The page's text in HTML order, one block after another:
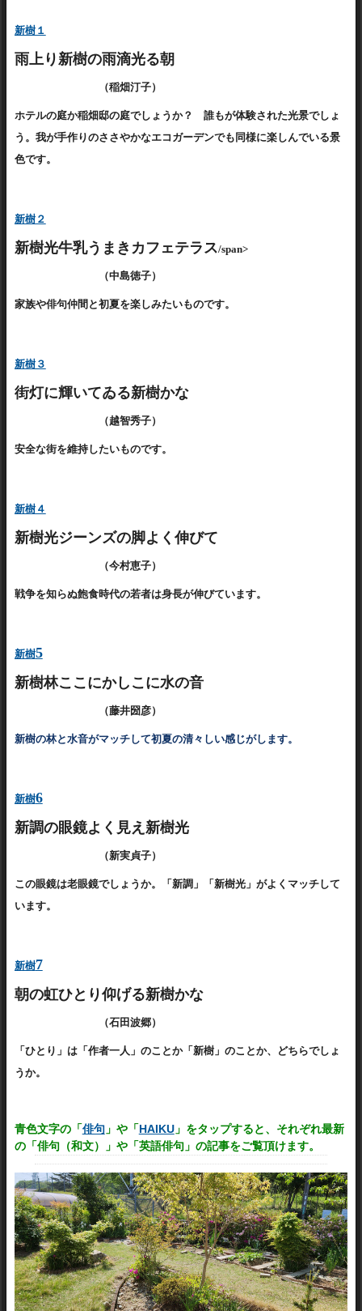
新樹１
雨上り新樹の雨滴光る朝
（稲畑汀子）
ホテルの庭か稲畑邸の庭でしょうか？ 誰もが体験された光景でしょ
う。 我が手作りのささやかなエコガーデンでも同様に楽しんでいる景
色です。
新樹２
新樹光牛乳うまきカフェテラス/span>
（中島徳子）
家族や俳句仲間と初夏を楽しみたいものです。
新樹３
街灯に輝いてゐる新樹かな
（越智秀子）
安全な街を維持したいものです。
新樹４
新樹光ジーンズの脚よく伸びて
（今村恵子）
戦争を知らぬ飽食時代の若者は身長が伸びています。
新樹5
新樹林ここにかしこに水の音
（藤井圀彦）
新樹の林と水音がマッチして初夏の清々しい感じがします。
新樹6
新調の眼鏡よく見え新樹光
（新実貞子）
この眼鏡は老眼鏡でしょうか。「新調」「新樹光」がよくマッチして
います。
新樹7
朝の虹ひとり仰げる新樹かな
（石田波郷）
「ひとり」は「作者一人」のことか「新樹」のことか、どちらでしょ
うか。
青色文字の「俳句」や「HAIKU」をタップすると、それぞれ最新
の「俳句（和文）」や「英語俳句」の記事をご覧頂けます。